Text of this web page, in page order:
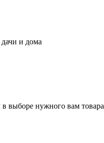
дачи и дома
выборе нужного вам товара